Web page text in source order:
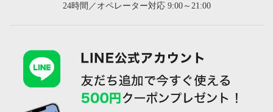
24時間／オペレーター対応 9:00～21:00